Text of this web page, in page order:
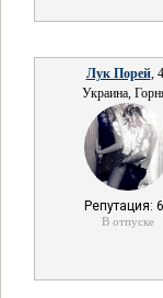
Лук Порей,
Украина,
Репутация:
В отпуске